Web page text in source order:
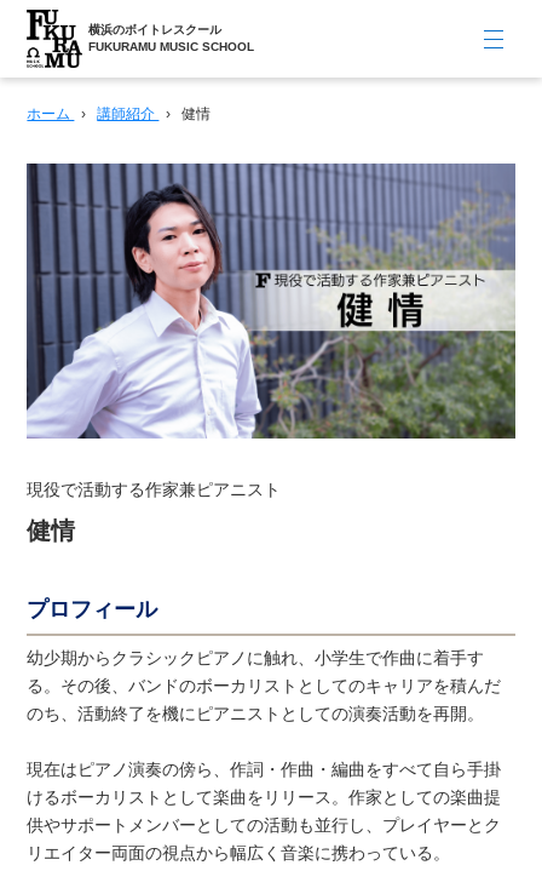
横浜のボイトレスクール
FUKURAMU MUSIC SCHOOL
ホーム › 講師紹介 › 健情
現役で活動する作家兼ピアニスト
健情
プロフィール
幼少期からクラシックピアノに触れ、小学生で作曲に着手す
る。その後、バンドのボーカリストとしてのキャリアを積んだ
のち、活動終了を機にピアニストとしての演奏活動を再開。
現在はピアノ演奏の傍ら、作詞・作曲・編曲をすべて自ら手掛
けるボーカリストとして楽曲をリリース。作家としての楽曲提
供やサポートメンバーとしての活動も並行し、プレイヤーとク
リエイター両面の視点から幅広く音楽に携わっている。